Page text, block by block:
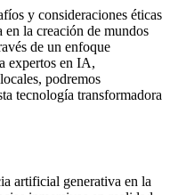
y consideraciones éticas
en la creación de mundos
de un enfoque
expertos en IA,
podremos
tecnología transformadora
artificial generativa en la